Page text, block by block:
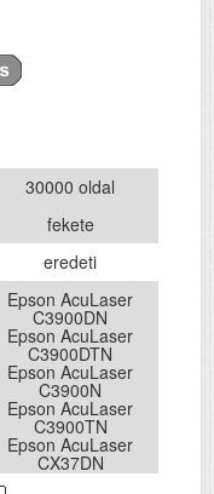
30000 oldal
fekete
eredeti
Epson AcuLaser
C3900DN
Epson AcuLaser
C3900DTN
Epson AcuLaser
C3900N
Epson AcuLaser
C3900TN
Epson AcuLaser
CX37DN
Epson AcuLaser